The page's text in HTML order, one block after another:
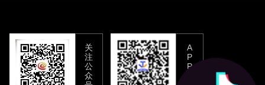
关
注
公
众
A
P
P